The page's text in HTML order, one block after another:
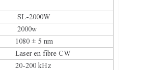
SL-2000W
2000w
1080 ± 5 nm
Laser en fibre CW
20-200 kHz